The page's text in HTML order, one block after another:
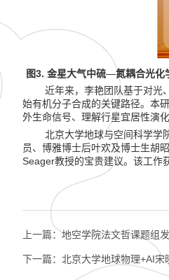
图3. 金星大气中硫—氮耦合光化
近年来，李艳团队基于对光
始有机分子合成的关键路径。本
外生命信号、理解行星宜居性演
北京大学地球与空间科学学
员、博雅博士后叶欢及博士生胡
Seager教授的宝贵建议。该工作
上一篇：地空学院法文哲课题组
下一篇： 北京大学地球物理+AI宋